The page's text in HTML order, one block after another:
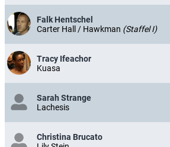
Falk Hentschel
Carter Hall / Hawkman (Staffel I)
Tracy Ifeachor
Kuasa
Sarah Strange
Lachesis
Christina Brucato